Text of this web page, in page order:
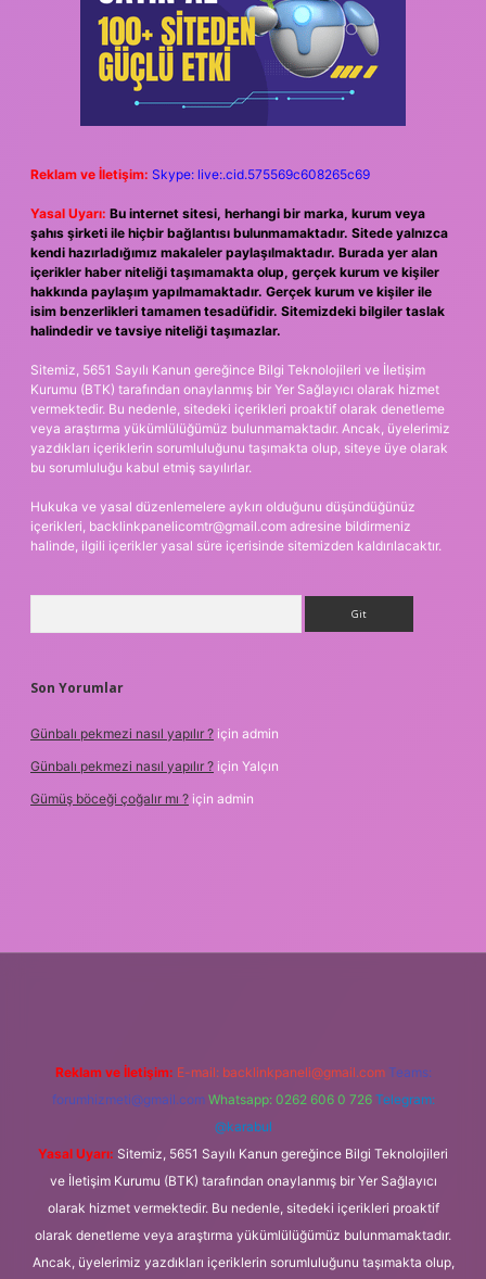
Reklam ve İletişim: Skype: live:.cid.575569c608265c69
Yasal Uyarı: Bu internet sitesi, herhangi bir marka, kurum veya
şahıs şirketi ile hiçbir bağlantısı bulunmamaktadır. Sitede yalnızca
kendi hazırladığımız makaleler paylaşılmaktadır. Burada yer alan
içerikler haber niteliği taşımamakta olup, gerçek kurum ve kişiler
hakkında paylaşım yapılmamaktadır. Gerçek kurum ve kişiler ile
isim benzerlikleri tamamen tesadüfidir. Sitemizdeki bilgiler taslak
halindedir ve tavsiye niteliği taşımazlar.
Sitemiz, 5651 Sayılı Kanun gereğince Bilgi Teknolojileri ve İletişim
Kurumu (BTK) tarafından onaylanmış bir Yer Sağlayıcı olarak hizmet
vermektedir. Bu nedenle, sitedeki içerikleri proaktif olarak denetleme
veya araştırma yükümlülüğümüz bulunmamaktadır. Ancak, üyelerimiz
yazdıkları içeriklerin sorumluluğunu taşımakta olup, siteye üye olarak
bu sorumluluğu kabul etmiş sayılırlar.
Hukuka ve yasal düzenlemelere aykırı olduğunu düşündüğünüz
içerikleri, backlinkpanelicomtr@gmail.com adresine bildirmeniz
halinde, ilgili içerikler yasal süre içerisinde sitemizden kaldırılacaktır.
Son Yorumlar
Günbalı pekmezi nasıl yapılır ? için admin
Günbalı pekmezi nasıl yapılır ? için Yalçın
Gümüş böceği çoğalır mı ? için admin
Reklam ve İletişim: E-mail: backlinkpaneli@gmail.com Teams:
forumhizmeti@gmail.com Whatsapp: 0262 606 0 726 Telegram:
@karabul
Yasal Uyarı: Sitemiz, 5651 Sayılı Kanun gereğince Bilgi Teknolojileri
ve İletişim Kurumu (BTK) tarafından onaylanmış bir Yer Sağlayıcı
olarak hizmet vermektedir. Bu nedenle, sitedeki içerikleri proaktif
olarak denetleme veya araştırma yükümlülüğümüz bulunmamaktadır.
Ancak, üyelerimiz yazdıkları içeriklerin sorumluluğunu taşımakta olup,